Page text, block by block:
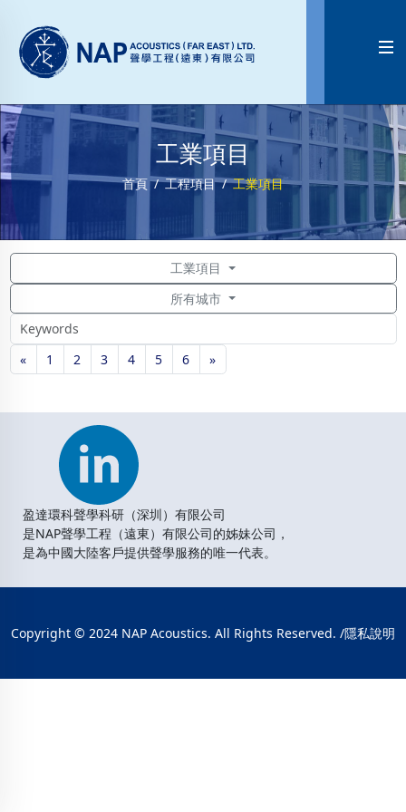

工業項目
首頁 工程項目 工業項目
工業項目
所有城市
« 1 2 3 4 5 6 »
盈達環科聲學科研（深圳）有限公司
是NAP聲學工程（遠東）有限公司的姊妹公司，
是為中國大陸客戶提供聲學服務的唯一代表。
Copyright © 2024 NAP Acoustics. All Rights Reserved. /隱私說明